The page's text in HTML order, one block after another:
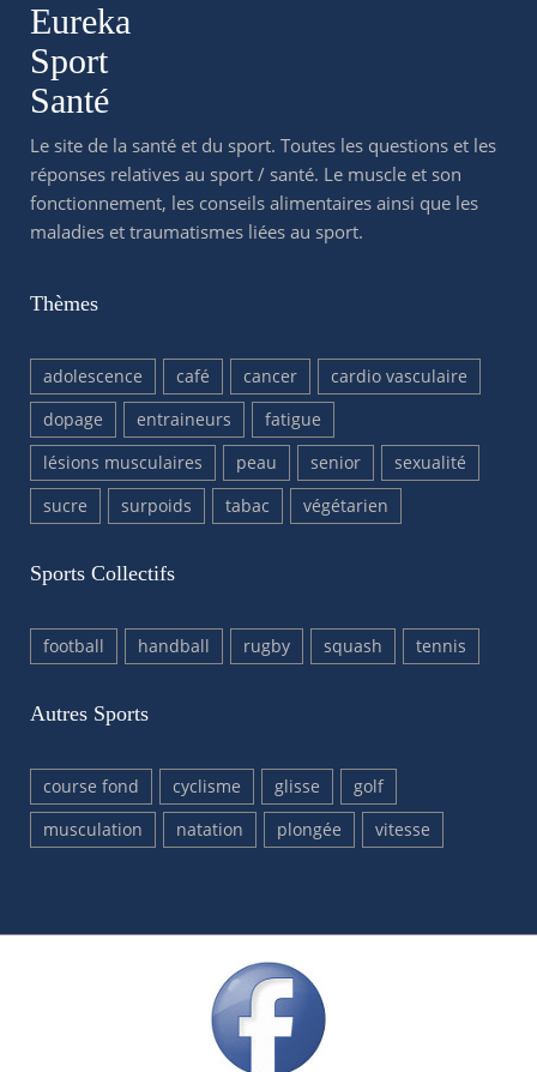
Eureka
Sport
Santé
Le site de la santé et du sport. Toutes les questions et les
réponses relatives au sport / santé. Le muscle et son
fonctionnement, les conseils alimentaires ainsi que les
maladies et traumatismes liées au sport.
Thèmes
adolescence café cancer
cardio vasculaire
dopage
entraineurs
fatigue
lésions musculaires
peau senior
sexualité
sucre
surpoids tabac végétarien
Sports Collectifs
football handball rugby squash tennis
Autres Sports
course fond cyclisme glisse
golf
musculation
natation plongée vitesse